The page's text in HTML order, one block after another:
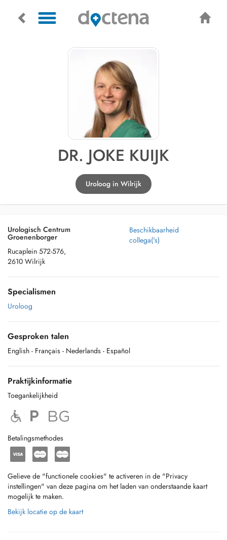
DR. JOKE KUIJK
Uroloog in Wilrijk
Urologisch Centrum
Groenenborger
Rucaplein 572-576,
2610 Wilrijk
Beschikbaarheid
collega('s)
Specialismen
Uroloog
Gesproken talen
English - Français - Nederlands - Español
Praktijkinformatie
Toegankelijkheid
Betalingsmethodes
Gelieve de "functionele cookies" te activeren in de "Privacy
instellingen" van deze pagina om het laden van onderstaande kaart
mogelijk te maken.
Bekijk locatie op de kaart